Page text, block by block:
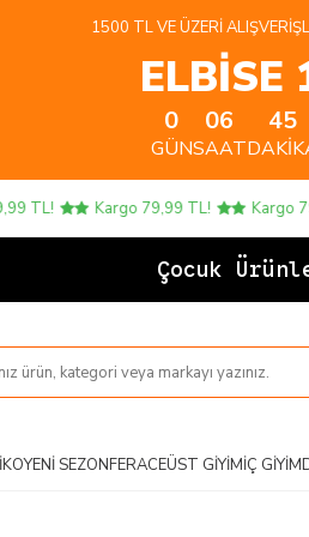
1500 TL VE ÜZERI
ELBİSE
0
GÜN
06
SAAT
45
Kargo 79,99 TL! Kargo
Çocuk
YENI SEZONFERACEÜST GIYIMİÇ GIYIM